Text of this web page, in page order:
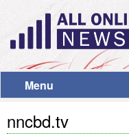
Menu
nncbd.tv